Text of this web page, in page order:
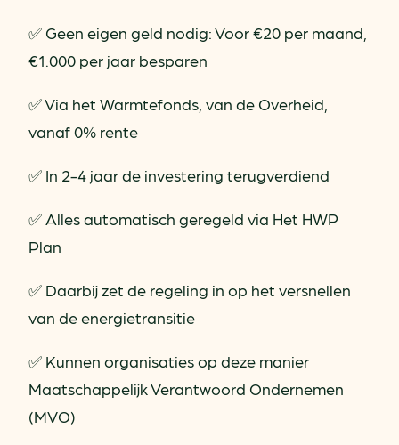
✅ Geen eigen geld nodig: Voor €20 per maand,
€1.000 per jaar besparen
✅ Via het Warmtefonds, van de Overheid,
vanaf 0% rente
✅ In 2-4 jaar de investering terugverdiend
✅ Alles automatisch geregeld via Het HWP
Plan
✅ Daarbij zet de regeling in op het versnellen
van de energietransitie
✅ Kunnen organisaties op deze manier
Maatschappelijk Verantwoord Ondernemen
(MVO)